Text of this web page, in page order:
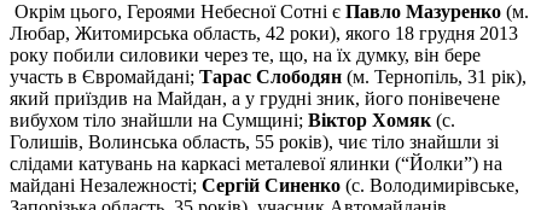
Окрім цього, Героями Небесної Сотні є Павло Мазуренко (м.
Любар, Житомирська область, 42 роки), якого 18 грудня 2013
року побили силовики через те, що, на їх думку, він бере
участь в Євромайдані; Тарас Слободян (м. Тернопіль, 31 рік),
який приїздив на Майдан, а у грудні зник, його понівечене
вибухом тіло знайшли на Сумщині; Віктор Хомяк (с.
Голишів, Волинська область, 55 років), чиє тіло знайшли зі
слідами катувань на каркасі металевої ялинки (“Йолки”) на
майдані Незалежності; Сергій Синенко (с. Володимирівське,